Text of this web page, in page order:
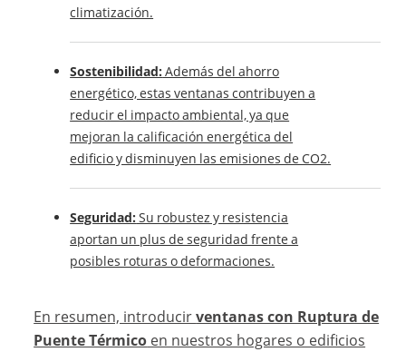
climatización.
Sostenibilidad: Además del ahorro
energético, estas ventanas contribuyen a
reducir el impacto ambiental, ya que
mejoran la calificación energética del
edificio y disminuyen las emisiones de CO2.
Seguridad: Su robustez y resistencia
aportan un plus de seguridad frente a
posibles roturas o deformaciones.
En resumen, introducirventanas con Ruptura de
Puente Térmico en nuestros hogares o edificios